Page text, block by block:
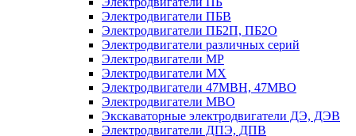
Электродвигатели ПБВ
Электродвигатели ПБ2П, ПБ2О
Электродвигатели различных серий
Электродвигатели МР
Электродвигатели MX
Электродвигатели 47MBH, 47МВО
Электродвигатели MBO
Экскаваторные электродвигатели ДЭ, ДЭВ
Электродвигатели ДПЭ, ДПВ